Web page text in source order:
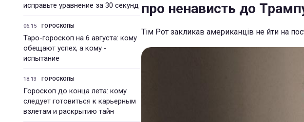
исправьте уравнение за 30 секунд
06:15 ГОРОСКОПЫ
Таро-гороскоп на 6 августа: кому
обещают успех, а кому -
испытание
18:13 ГОРОСКОПЫ
Гороскоп до конца лета: кому
следует готовиться к карьерным
взлетам и раскрытию тайн
про ненависть до
Тім Рот закликав американців не йти на